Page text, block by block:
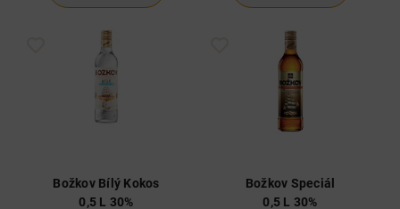
Božkov Bílý Kokos
0,5 L 30%
Božkov Speciál
0,5 L 30%